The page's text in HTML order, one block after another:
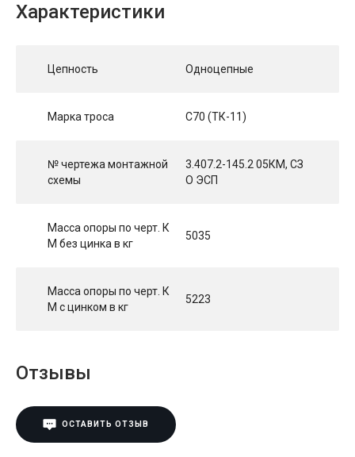
Характеристики
Цепность Одноцепные
Марка троса С70 (ТК-11)
№ чертежа монтажной
схемы
3.407.2-145.2 05КМ, СЗ
О ЭСП
Масса опоры по черт. К
М без цинка в кг
5035
Масса опоры по черт. К
М с цинком в кг
5223
Отзывы
ОСТАВИТЬ ОТЗЫВ